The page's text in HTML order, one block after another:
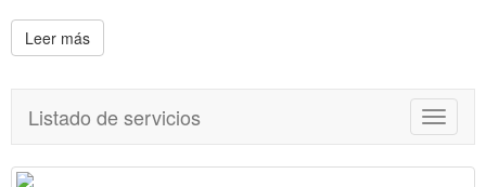
Leer más
T
o
g
Listado de servicios